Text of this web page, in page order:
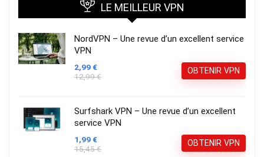
LE MEILLEUR VPN
NordVPN – Une revue d’un excellent service
VPN
2,99 €
12,99 €
OBTENIR VPN
Surfshark VPN – Une revue d’un excellent
service VPN
1,99 €
15,45 €
OBTENIR VPN